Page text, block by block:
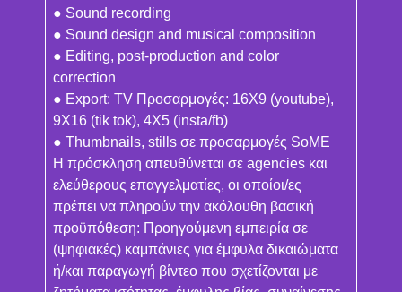
● Sound recording
● Sound design and musical composition
● Editing, post-production and color
correction
● Export: TV Προσαρμογές: 16X9 (youtube),
9X16 (tik tok), 4X5 (insta/fb)
● Thumbnails, stills σε προσαρμογές SoME
Η πρόσκληση απευθύνεται σε agencies και
ελεύθερους επαγγελματίες, οι οποίοι/ες
πρέπει να πληρούν την ακόλουθη βασική
προϋπόθεση: Προηγούμενη εμπειρία σε
(ψηφιακές) καμπάνιες για έμφυλα δικαιώματα
ή/και παραγωγή βίντεο που σχετίζονται με